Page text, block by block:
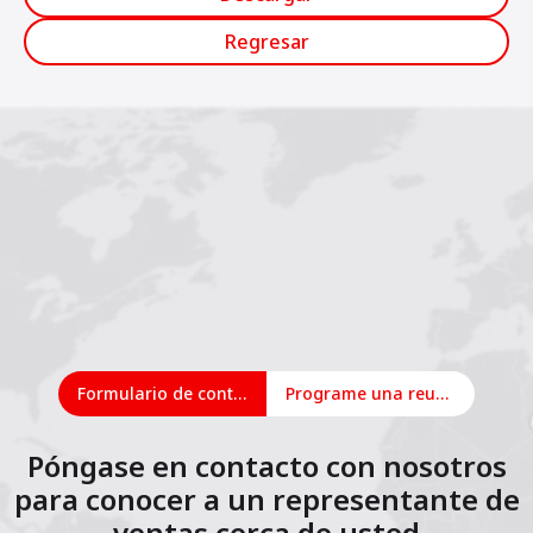
Regresar
Formulario de contacto Programe una reunión en línea
Póngase en contacto con nosotros
para conocer a un representante de